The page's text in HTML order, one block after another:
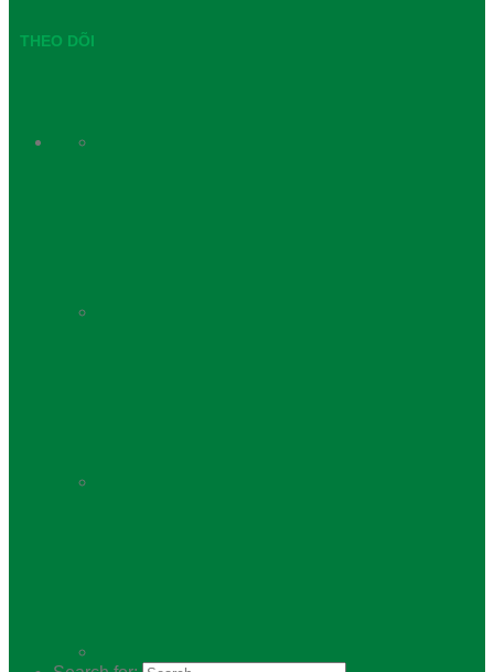
THEO DÕI